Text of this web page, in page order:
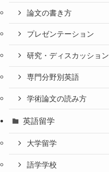
論文の書き方
プレゼンテーション
研究・ディスカッション
専門分野別英語
学術論文の読み方
英語留学
大学留学
語学学校